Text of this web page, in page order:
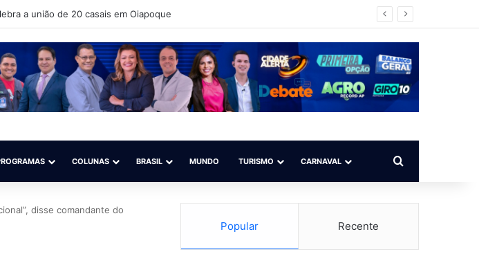
da fiscalização do garimpo ilegal
COLUNAS BRASIL MUNDO TURISMO CARNAVAL Procurar por
disse comandante do
Popular Recente